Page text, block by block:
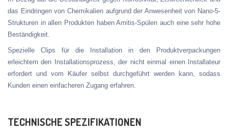
das Eindringen von Chemikalien aufgrund der Anwesenheit von Nano-5-
Strukturen in allen Produkten haben Amitis-Spülen auch eine sehr hohe
Beständigkeit.
Spezielle Clips für die Installation in den Produktverpackungen
erleichtern den Installationsprozess, der nicht einmal einen Installateur
erfordert und vom Käufer selbst durchgeführt werden kann, sodass
Kunden einen einfacheren Zugang erfahren.
TECHNISCHE SPEZIFIKATIONEN